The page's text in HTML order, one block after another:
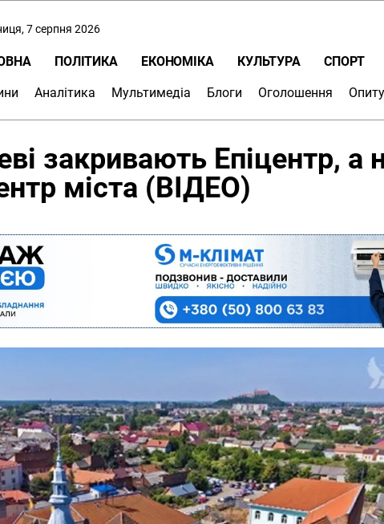
7 серпня 2026
ПОЛІТИКА ЕКОНОМІКА КУЛЬТУРА СПОРТ
Аналітика Мультимедіа Блоги Оголошення
закривають Епіцентр, а
міста (ВІДЕО)